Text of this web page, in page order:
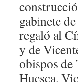
gabinete
regaló al
y de
obispos de
Huesca,